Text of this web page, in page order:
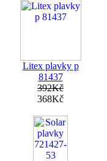
Litex plavky p
81437
392Kč
368Kč